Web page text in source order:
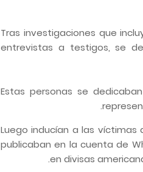
Tras investigaciones que
entrevistas a testigos, se
Estas personas se
Luego inducían a las víctimas
publicaban en la cuenta de
en divisas